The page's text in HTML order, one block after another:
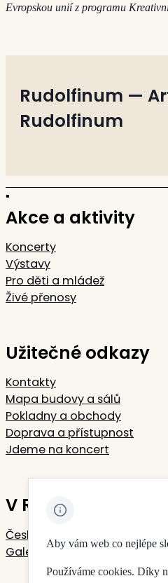
Evropskou unií z programu
Rudolfinum —
Rudolfinum
Akce a aktivity
Koncerty
Výstavy
Pro děti a mládež
Živé přenosy
Užitečné odkazy
Kontakty
Mapa budovy a sálů
Pokladny a obchody
Doprava a přístupnost
Jdeme na koncert
V Rudolfinu sídlí
Česká filharmonie
Galerie Rudolfinum
Aby vám web co nejlépe
Používáme cookies. Díky